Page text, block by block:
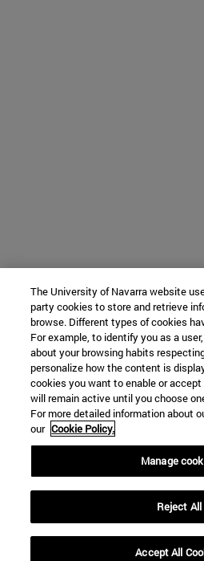
The University of Navarra website
party cookies to store and retrieve
browse. Different types of cookies
For example, to identify you as a
about your browsing habits
personalize how the content is
cookies you want to enable or
will remain active until you choose
For more detailed information about
our Cookie Policy.
Manage
Reject All
Accept All